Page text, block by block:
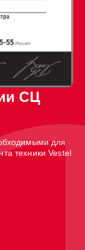
СЦ
для
техники Vestel